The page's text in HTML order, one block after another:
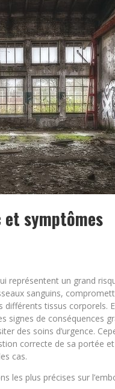
et symptômes
représentent un grand
sanguins,
différents tissus corporels.
signes de conséquences
des soins d’urgence.
correcte de sa portée
cas.
les plus précises sur